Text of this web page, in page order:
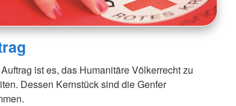
ist es, das Humanitäre Völkerrecht zu
Dessen Kernstück sind die Genfer